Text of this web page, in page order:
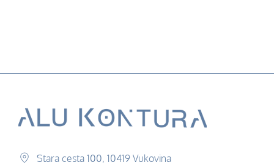
Stara cesta 100, 10419 Vukovina